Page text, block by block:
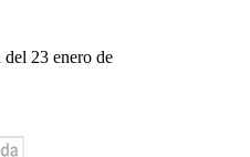
del 23 enero de